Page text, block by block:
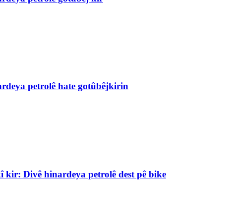
petrolê hate gotûbêjkirin
kir: Divê hinardeya petrolê dest pê bike